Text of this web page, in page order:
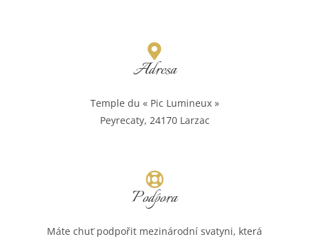
Adresa
Temple du « Pic Lumineux »
Peyrecaty, 24170 Larzac
Podpora
Máte chuť podpořit mezinárodní svatyni, která